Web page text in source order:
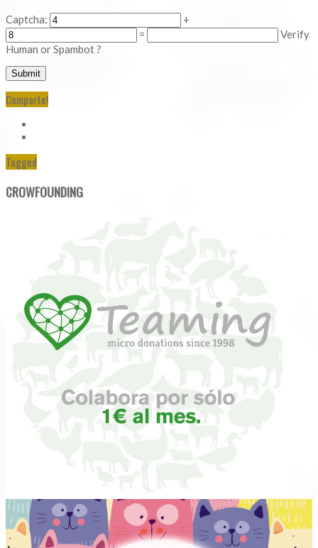
Captcha:
+
=
Verify
Human or Spambot ?
Comparte!
Tagged
CROWFOUNDING